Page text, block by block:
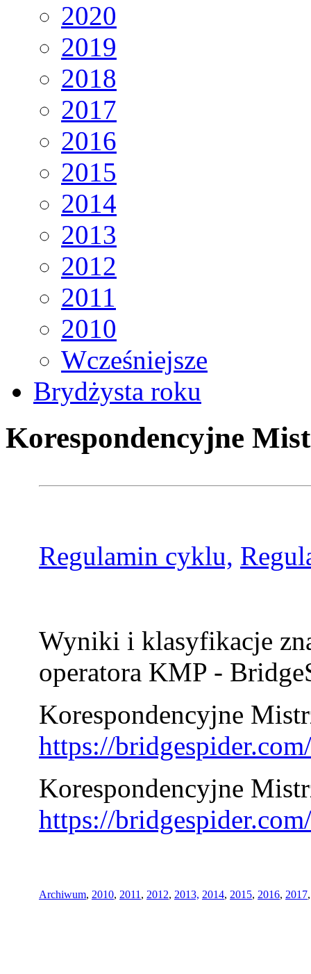
2020
2019
2018
2017
2016
2015
2014
2013
2012
2011
2010
Wcześniejsze
Brydżysta roku
Korespondencyjne
Regulamin cyklu,
Wyniki i klasyfikacje
operatora KMP -
Korespondencyjne
https://
Korespondencyjne
https://
Archiwum, 2010, 2011 , 2012, 2013, 2014, 2015, 2016, 2017